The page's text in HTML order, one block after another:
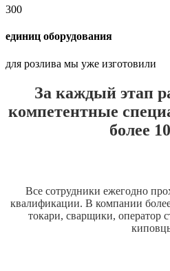
300
единиц оборудования
для розлива мы уже изготовили
За каждый этап
компетентные
более
Все сотрудники ежегодно
квалификации. В компании
токари, сварщики, оператор